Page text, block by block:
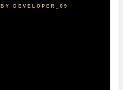
BY DEVELOPER_09